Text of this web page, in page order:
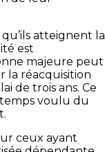
atteignent la
est
majeure peut
la réacquisition
de trois ans. Ce
voulu du
ceux ayant